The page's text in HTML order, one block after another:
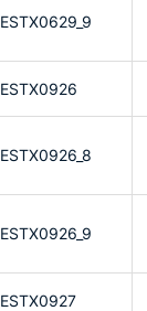
ESTX0629_9
ESTX0926
ESTX0926_8
ESTX0926_9
ESTX0927